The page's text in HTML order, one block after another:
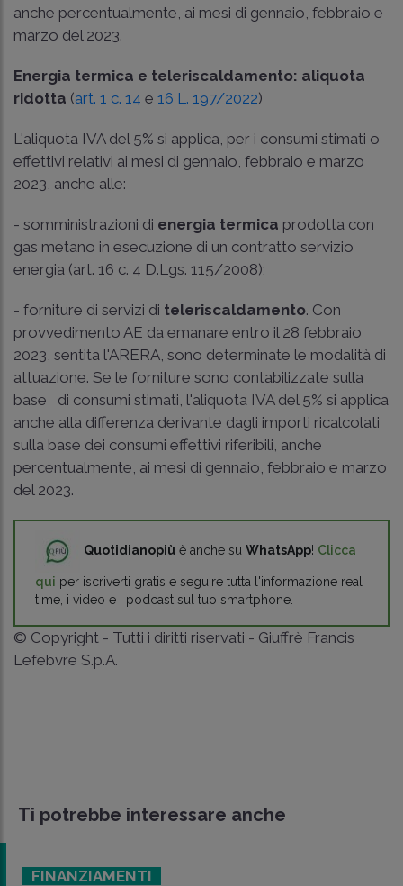
anche percentualmente, ai mesi di gennaio, febbraio e
marzo del 2023.
Energia termica e teleriscaldamento: aliquota
ridotta (art. 1 c. 14 e 16 L. 197/2022)
L'aliquota IVA del 5% si applica, per i consumi stimati o
effettivi relativi ai mesi di gennaio, febbraio e marzo
2023, anche alle:
- somministrazioni di energia termica prodotta con
gas metano in esecuzione di un contratto servizio
energia (art. 16 c. 4 D.Lgs. 115/2008);
- forniture di servizi di teleriscaldamento. Con
provvedimento AE da emanare entro il 28 febbraio
2023, sentita l'ARERA, sono determinate le modalità di
attuazione. Se le forniture sono contabilizzate sulla
base di consumi stimati, l'aliquota IVA del 5% si applica
anche alla differenza derivante dagli importi ricalcolati
sulla base dei consumi effettivi riferibili, anche
percentualmente, ai mesi di gennaio, febbraio e marzo
del 2023.
Quotidianopiù è anche su WhatsApp! Clicca
qui per iscriverti gratis e seguire tutta l'informazione real
time, i video e i podcast sul tuo smartphone.
© Copyright - Tutti i diritti riservati - Giuffrè Francis
Lefebvre S.p.A.
Ti potrebbe interessare anche
FINANZIAMENTI